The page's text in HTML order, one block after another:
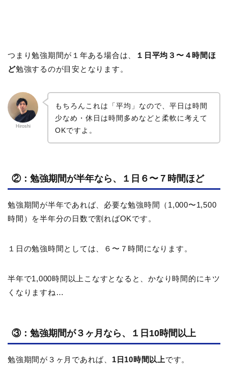
つまり勉強期間が１年ある場合は、
１日平均３〜４時間ほ
ど勉強するのが目安となります。
Hiroshi
もちろんこれは「平均」なので、平日は時間
少なめ・休日は時間多めなどと柔軟に考えて
OKですよ。
②：勉強期間が半年なら、１日６〜７時間ほど
勉強期間が半年であれば、必要な勉強時間（1,000〜1,500
時間）を半年分の日数で割ればOKです。
１日の勉強時間としては、６〜７時間になります。
半年で1,000時間以上こなすとなると、かなり時間的にキツ
くなりますね…
③：勉強期間が３ヶ月なら、１日10時間以上
勉強期間が３ヶ月であれば、 1日10時間以上です。